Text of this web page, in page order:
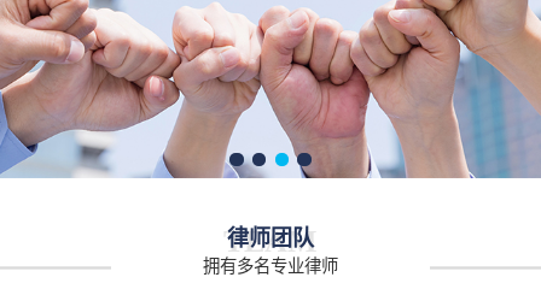
TEAM
律师团队
拥有多名专业律师